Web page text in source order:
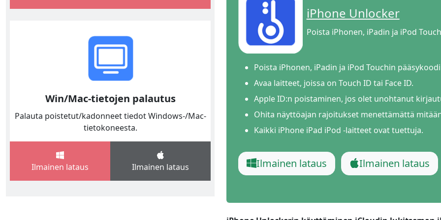
Win/Mac-tietojen palautus
Palauta poistetut/kadonneet tiedot Windows-/Mac-
tietokoneesta.
Ilmainen lataus Ilmainen lataus
iPhone Unlocker
Poista iPhonen, iPadin ja iPod
Poista iPhonen, iPadin ja iPod Touchin pääsykoodi
Avaa laitteet, joissa on Touch ID tai Face ID.
Apple ID:n poistaminen, jos olet unohtanut
Ohita näyttöajan rajoitukset menettämättä
Kaikki iPhone iPad iPod -laitteet ovat tuettuja.
Ilmainen lataus Ilmainen lataus